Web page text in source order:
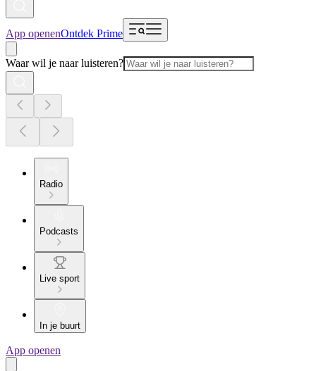
App openenOntdek Prime
Waar wil je naar luisteren?
Radio
Podcasts
Live sport
In je buurt
App openen